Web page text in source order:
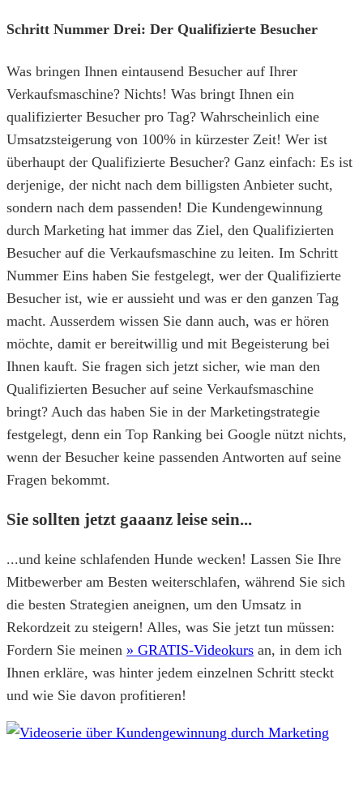
Schritt Nummer Drei: Der Qualifizierte Besucher
Was bringen Ihnen eintausend Besucher auf Ihrer
Verkaufsmaschine? Nichts! Was bringt Ihnen ein
qualifizierter Besucher pro Tag? Wahrscheinlich eine
Umsatzsteigerung von 100% in kürzester Zeit! Wer ist
überhaupt der Qualifizierte Besucher? Ganz einfach: Es ist
derjenige, der nicht nach dem billigsten Anbieter sucht,
sondern nach dem passenden! Die Kundengewinnung
durch Marketing hat immer das Ziel, den Qualifizierten
Besucher auf die Verkaufsmaschine zu leiten. Im Schritt
Nummer Eins haben Sie festgelegt, wer der Qualifizierte
Besucher ist, wie er aussieht und was er den ganzen Tag
macht. Ausserdem wissen Sie dann auch, was er hören
möchte, damit er bereitwillig und mit Begeisterung bei
Ihnen kauft. Sie fragen sich jetzt sicher, wie man den
Qualifizierten Besucher auf seine Verkaufsmaschine
bringt? Auch das haben Sie in der Marketingstrategie
festgelegt, denn ein Top Ranking bei Google nützt nichts,
wenn der Besucher keine passenden Antworten auf seine
Fragen bekommt.
Sie sollten jetzt gaaanz leise sein...
...und keine schlafenden Hunde wecken! Lassen Sie Ihre
Mitbewerber am Besten weiterschlafen, während Sie sich
die besten Strategien aneignen, um den Umsatz in
Rekordzeit zu steigern! Alles, was Sie jetzt tun müssen:
Fordern Sie meinen » GRATIS-Videokurs an, in dem ich
Ihnen erkläre, was hinter jedem einzelnen Schritt steckt
und wie Sie davon profitieren!